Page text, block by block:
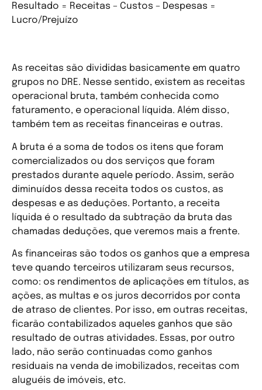
Resultado = Receitas – Custos – Despesas =
Lucro/Prejuízo
As receitas são divididas basicamente em quatro
grupos no DRE. Nesse sentido, existem as receitas
operacional bruta, também conhecida como
faturamento, e operacional líquida. Além disso,
também tem as receitas financeiras e outras.
A bruta é a soma de todos os itens que foram
comercializados ou dos serviços que foram
prestados durante aquele período. Assim, serão
diminuídos dessa receita todos os custos, as
despesas e as deduções. Portanto, a receita
líquida é o resultado da subtração da bruta das
chamadas deduções, que veremos mais a frente.
As financeiras são todos os ganhos que a empresa
teve quando terceiros utilizaram seus recursos,
como: os rendimentos de aplicações em títulos, as
ações, as multas e os juros decorridos por conta
de atraso de clientes. Por isso, em outras receitas,
ficarão contabilizados aqueles ganhos que são
resultado de outras atividades. Essas, por outro
lado, não serão continuadas como ganhos
residuais na venda de imobilizados, receitas com
aluguéis de imóveis, etc.